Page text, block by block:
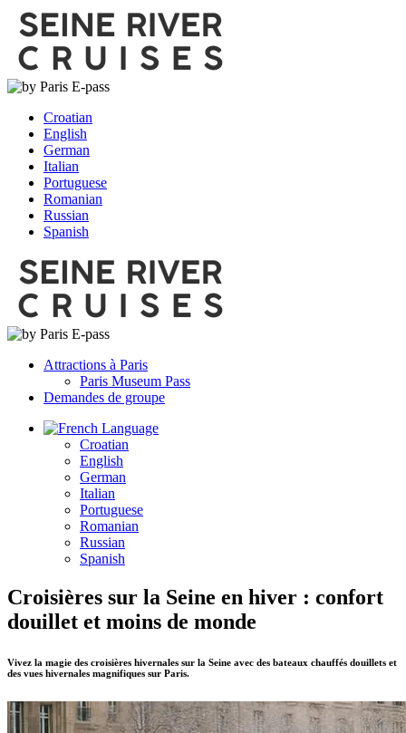
Croatian
English
German
Italian
Portuguese
Romanian
Russian
Spanish
Attractions à Paris
Paris Museum Pass
Demandes de groupe
Language
Croatian
English
German
Italian
Portuguese
Romanian
Russian
Spanish
Croisières sur la Seine en hiver : confort
douillet et moins de monde
Vivez la magie des croisières hivernales sur la Seine avec des bateaux chauffés douillets et
des vues hivernales magnifiques sur Paris.